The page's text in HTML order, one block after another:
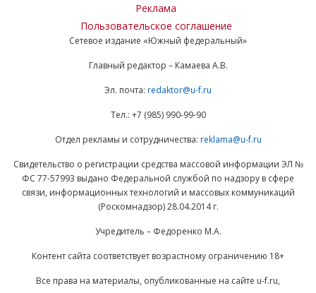
Реклама
Пользовательское соглашение
Сетевое издание «Южный федеральный»
Главный редактор – Камаева А.В.
Эл. почта: redaktor@u-f.ru
Тел.: +7 (985) 990-99-90
Отдел рекламы и сотрудничества: reklama@u-f.ru
Свидетельство о регистрации средства массовой информации ЭЛ №
ФС 77-57993 выдано Федеральной службой по надзору в сфере
связи, информационных технологий и массовых коммуникаций
(Роскомнадзор) 28.04.2014 г.
Учредитель – Федоренко М.А.
Контент сайта соответствует возрастному ограничению 18+
Все права на материалы, опубликованные на сайте u-f.ru,